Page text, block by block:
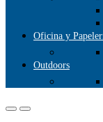
Oficina y
Outdoors